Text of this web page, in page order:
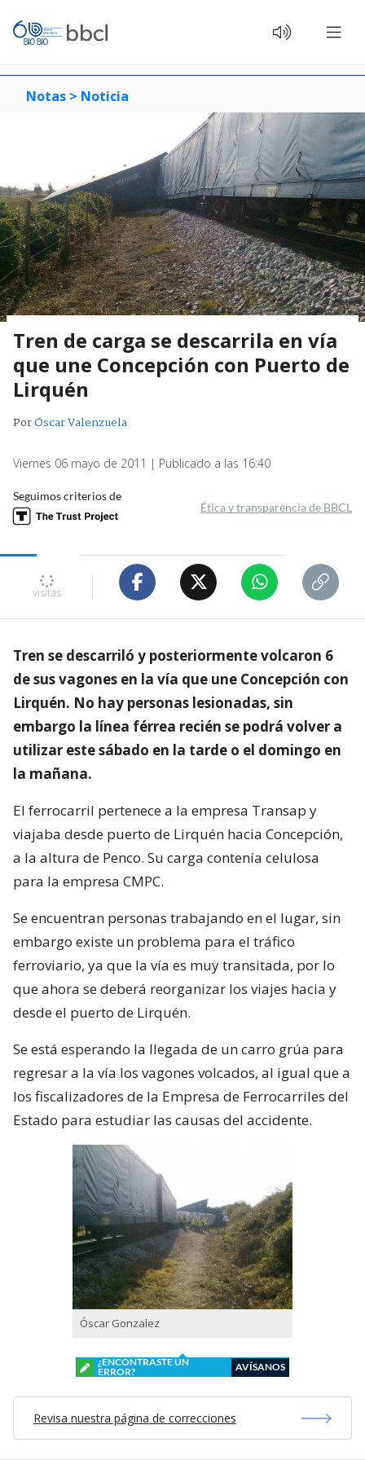
Notas > Noticia
Tren de carga se descarrila en vía
que une Concepción con Puerto de
Lirquén
PorÓscar Valenzuela
Viernes 06 mayo de 2011 | Publicado a las 16:40
Seguimos criterios de
Ética y transparencia de BBCL
visitas
Tren se descarriló y posteriormente volcaron 6
de sus vagones en la vía que une Concepción con
Lirquén. No hay personas lesionadas, sin
embargo la línea férrea recién se podrá volver a
utilizar este sábado en la tarde o el domingo en
la mañana.
El ferrocarril pertenece a la empresa Transap y
viajaba desde puerto de Lirquén hacia Concepción,
a la altura de Penco. Su carga contenía celulosa
para la empresa CMPC.
Se encuentran personas trabajando en el lugar, sin
embargo existe un problema para el tráfico
ferroviario, ya que la vía es muy transitada, por lo
que ahora se deberá reorganizar los viajes hacia y
desde el puerto de Lirquén.
Se está esperando la llegada de un carro grúa para
regresar a la vía los vagones volcados, al igual que a
los fiscalizadores de la Empresa de Ferrocarriles del
Estado para estudiar las causas del accidente.
Óscar Gonzalez
¿ENCONTRASTE UN
ERROR?
AVÍSANOS
Revisa nuestra página de correcciones